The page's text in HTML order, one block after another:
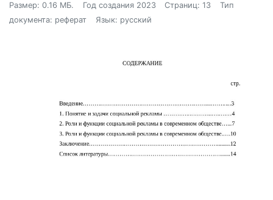
Размер: 0.16 МБ. Год создания 2023 Страниц: 13
Тип
документа: реферат
Язык: русский